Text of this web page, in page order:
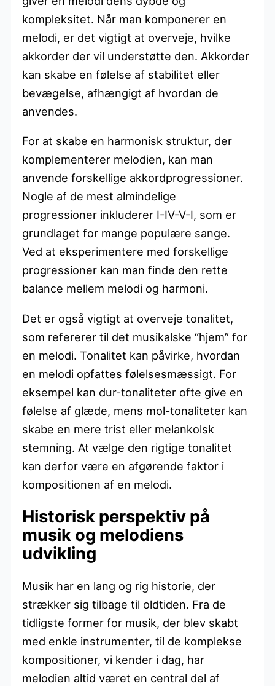
kompleksitet. Når man komponerer en
melodi, er det vigtigt at overveje, hvilke
akkorder der vil understøtte den. Akkorder
kan skabe en følelse af stabilitet eller
bevægelse, afhængigt af hvordan de
anvendes.
For at skabe en harmonisk struktur, der
komplementerer melodien, kan man
anvende forskellige akkordprogressioner.
Nogle af de mest almindelige
progressioner inkluderer I-IV-V-I, som er
grundlaget for mange populære sange.
Ved at eksperimentere med forskellige
progressioner kan man finde den rette
balance mellem melodi og harmoni.
Det er også vigtigt at overveje tonalitet,
som refererer til det musikalske “hjem” for
en melodi. Tonalitet kan påvirke, hvordan
en melodi opfattes følelsesmæssigt. For
eksempel kan dur-tonaliteter ofte give en
følelse af glæde, mens mol-tonaliteter kan
skabe en mere trist eller melankolsk
stemning. At vælge den rigtige tonalitet
kan derfor være en afgørende faktor i
kompositionen af en melodi.
Historisk perspektiv på
musik og melodiens
udvikling
Musik har en lang og rig historie, der
strækker sig tilbage til oldtiden. Fra de
tidligste former for musik, der blev skabt
med enkle instrumenter, til de komplekse
kompositioner, vi kender i dag, har
melodien altid været en central del af